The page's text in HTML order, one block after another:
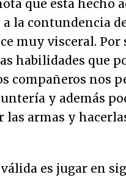
que está hecho
a la contundencia
muy visceral. Por
habilidades que
compañeros nos
y además
las armas y
es jugar en